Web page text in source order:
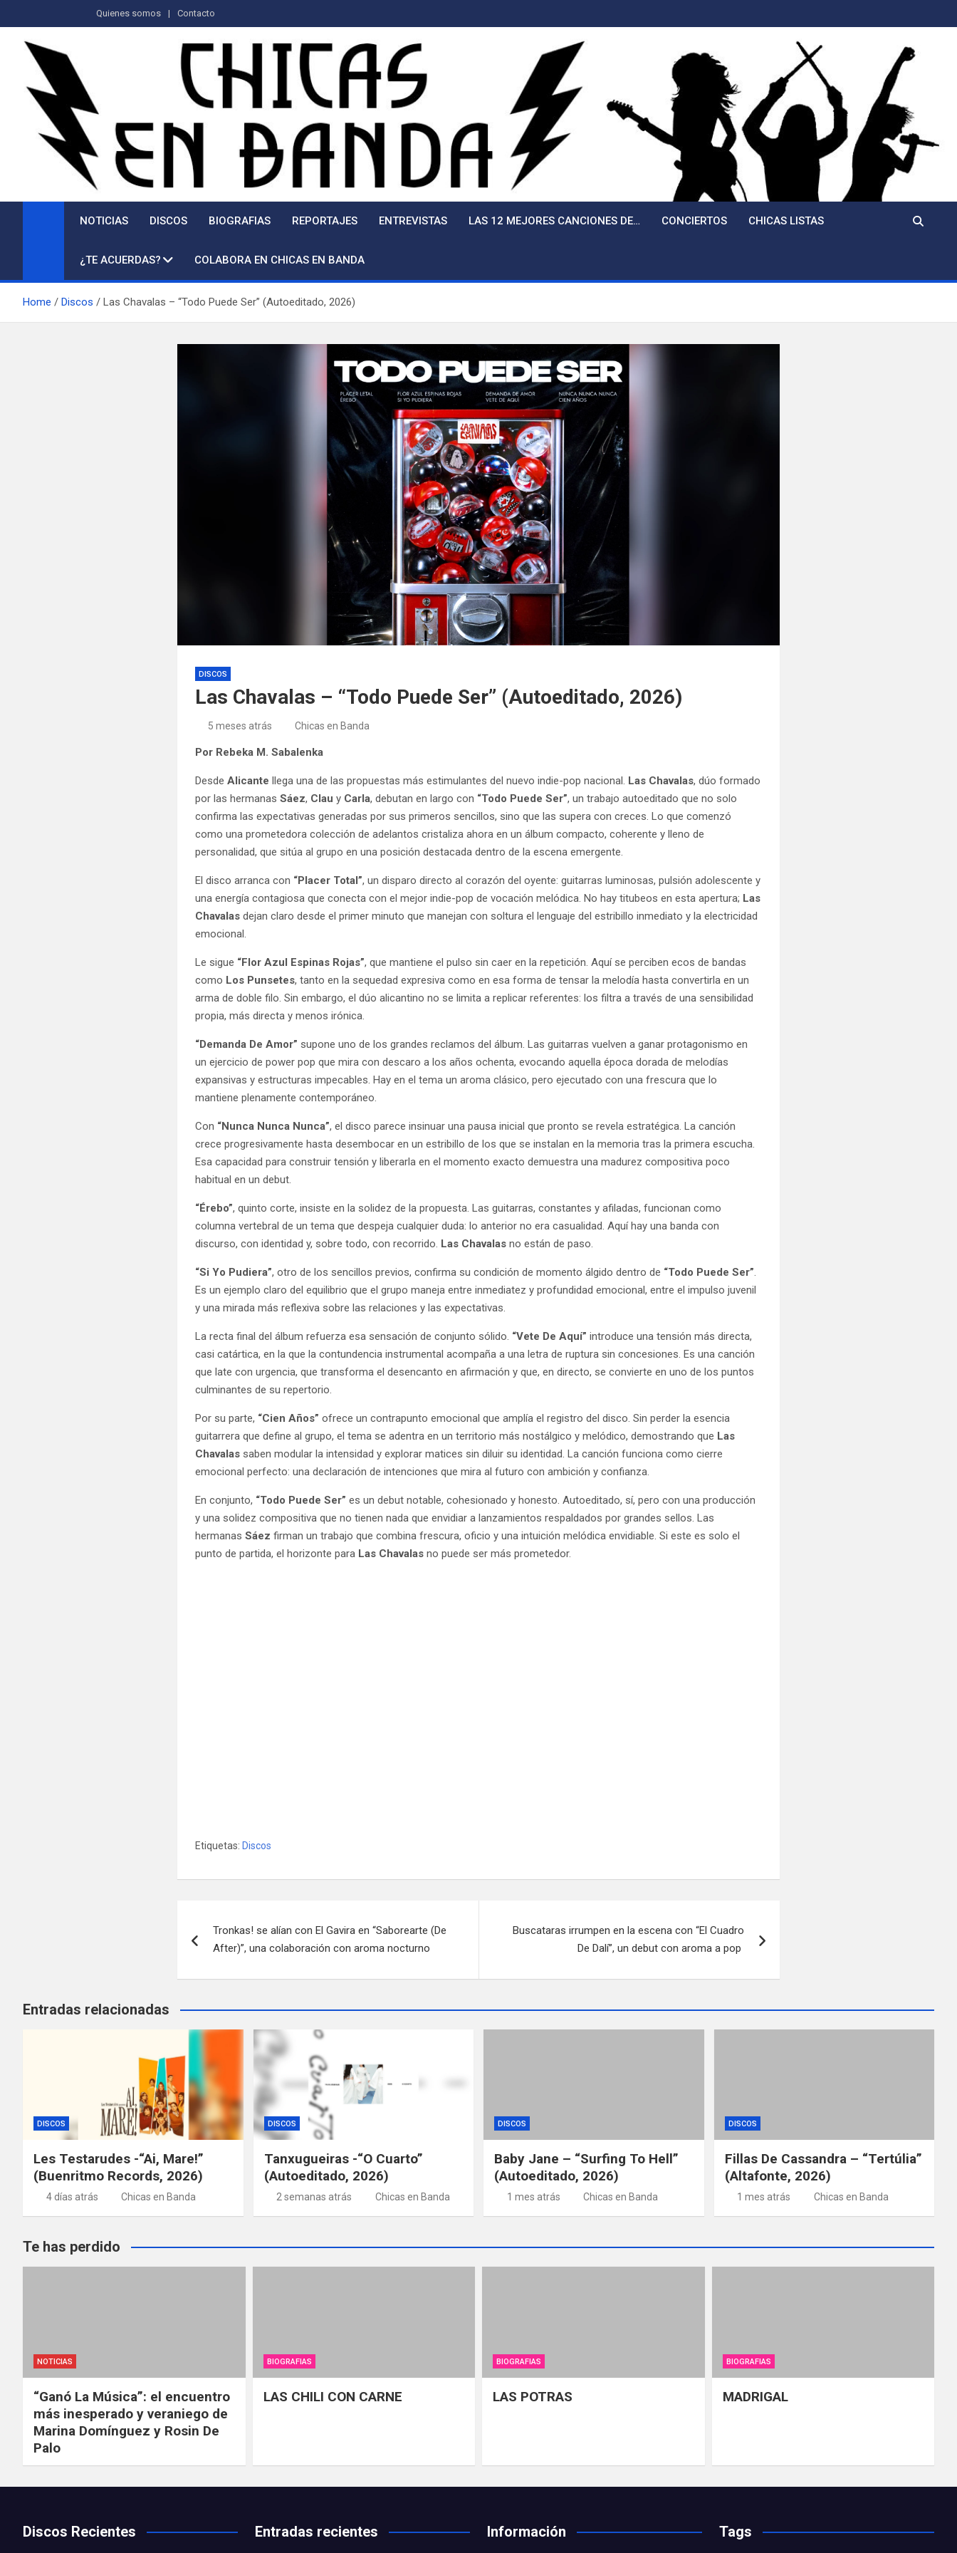
al
contenido
Quienes somos Contacto
NOTICIAS DISCOS BIOGRAFIAS REPORTAJES ENTREVISTAS LAS 12 MEJORES CANCIONES DE… CONCIERTOS CHICAS LISTAS
¿TE ACUERDAS? COLABORA EN CHICAS EN BANDA
Home Discos Las Chavalas – “Todo Puede Ser” (Autoeditado, 2026)
DISCOS
Las Chavalas – “Todo Puede Ser” (Autoeditado, 2026)
5 meses atrás Chicas en Banda
Por Rebeka M. Sabalenka
DesdeAlicantellega una de las propuestas más estimulantes del nuevo indie-pop nacional. Las Chavalas, dúo formado
por las hermanasSáez, Clauy Carla, debutan en largo con “Todo Puede Ser”, un trabajo autoeditado que no solo
confirma las expectativas generadas por sus primeros sencillos, sino que las supera con creces. Lo que comenzó
como una prometedora colección de adelantos cristaliza ahora en un álbum compacto, coherente y lleno de
personalidad, que sitúa al grupo en una posición destacada dentro de la escena emergente.
El disco arranca con “Placer Total”, un disparo directo al corazón del oyente: guitarras luminosas, pulsión adolescente y
una energía contagiosa que conecta con el mejor indie-pop de vocación melódica. No hay titubeos en esta apertura; Las
Chavalasdejan claro desde el primer minuto que manejan con soltura el lenguaje del estribillo inmediato y la electricidad
emocional.
Le sigue “Flor Azul Espinas Rojas”, que mantiene el pulso sin caer en la repetición. Aquí se perciben ecos de bandas
como Los Punsetes, tanto en la sequedad expresiva como en esa forma de tensar la melodía hasta convertirla en un
arma de doble filo. Sin embargo, el dúo alicantino no se limita a replicar referentes: los filtra a través de una sensibilidad
propia, más directa y menos irónica.
“Demanda De Amor” supone uno de los grandes reclamos del álbum. Las guitarras vuelven a ganar protagonismo en
un ejercicio de power pop que mira con descaro a los años ochenta, evocando aquella época dorada de melodías
expansivas y estructuras impecables. Hay en el tema un aroma clásico, pero ejecutado con una frescura que lo
mantiene plenamente contemporáneo.
Con “Nunca Nunca Nunca”, el disco parece insinuar una pausa inicial que pronto se revela estratégica. La canción
crece progresivamente hasta desembocar en un estribillo de los que se instalan en la memoria tras la primera escucha.
Esa capacidad para construir tensión y liberarla en el momento exacto demuestra una madurez compositiva poco
habitual en un debut.
“Érebo”, quinto corte, insiste en la solidez de la propuesta. Las guitarras, constantes y afiladas, funcionan como
columna vertebral de un tema que despeja cualquier duda: lo anterior no era casualidad. Aquí hay una banda con
discurso, con identidad y, sobre todo, con recorrido. Las Chavalasno están de paso.
“Si Yo Pudiera”, otro de los sencillos previos, confirma su condición de momento álgido dentro de “Todo Puede Ser”.
Es un ejemplo claro del equilibrio que el grupo maneja entre inmediatez y profundidad emocional, entre el impulso juvenil
y una mirada más reflexiva sobre las relaciones y las expectativas.
La recta final del álbum refuerza esa sensación de conjunto sólido. “Vete De Aquí”introduce una tensión más directa,
casi catártica, en la que la contundencia instrumental acompaña a una letra de ruptura sin concesiones. Es una canción
que late con urgencia, que transforma el desencanto en afirmación y que, en directo, se convierte en uno de los puntos
culminantes de su repertorio.
Por su parte, “Cien Años”ofrece un contrapunto emocional que amplía el registro del disco. Sin perder la esencia
guitarrera que define al grupo, el tema se adentra en un territorio más nostálgico y melódico, demostrando que Las
Chavalas saben modular la intensidad y explorar matices sin diluir su identidad. La canción funciona como cierre
emocional perfecto: una declaración de intenciones que mira al futuro con ambición y confianza.
En conjunto, “Todo Puede Ser”es un debut notable, cohesionado y honesto. Autoeditado, sí, pero con una producción
y una solidez compositiva que no tienen nada que envidiar a lanzamientos respaldados por grandes sellos. Las
hermanasSáezfirman un trabajo que combina frescura, oficio y una intuición melódica envidiable. Si este es solo el
punto de partida, el horizonte para Las Chavalasno puede ser más prometedor.
Etiquetas: Discos
de
entradas
Tronkas! se alían con El Gavira en “Saborearte (De
After)”, una colaboración con aroma nocturno
Buscataras irrumpen en la escena con “El Cuadro
De Dalí”, un debut con aroma a pop
Entradas relacionadas
DISCOS
Les Testarudes -“Ai, Mare!”
(Buenritmo Records, 2026)
4 días atrás Chicas en Banda
DISCOS
Tanxugueiras -“O Cuarto”
(Autoeditado, 2026)
2 semanas atrás Chicas en Banda
DISCOS
Baby Jane – “Surfing To Hell”
(Autoeditado, 2026)
1 mes atrás Chicas en Banda
DISCOS
Fillas De Cassandra – “Tertúlia”
(Altafonte, 2026)
1 mes atrás Chicas en Banda
Te has perdido
NOTICIAS
“Ganó La Música”: el encuentro
más inesperado y veraniego de
Marina Domínguez y Rosin De
Palo
BIOGRAFIAS
LAS CHILI CON CARNE
BIOGRAFIAS
LAS POTRAS
BIOGRAFIAS
MADRIGAL
Discos Recientes Entradas recientes Información Tags